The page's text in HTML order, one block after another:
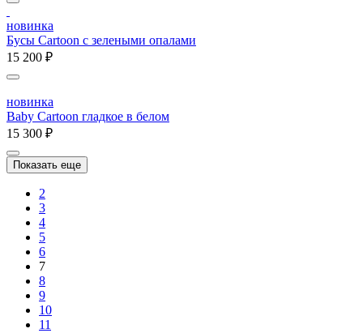
новинка
Бусы Cartoon с зелеными опалами
15 200 ₽
новинка
Baby Cartoon гладкое в белом
15 300 ₽
Показать еще
2
3
4
5
6
7
8
9
10
11